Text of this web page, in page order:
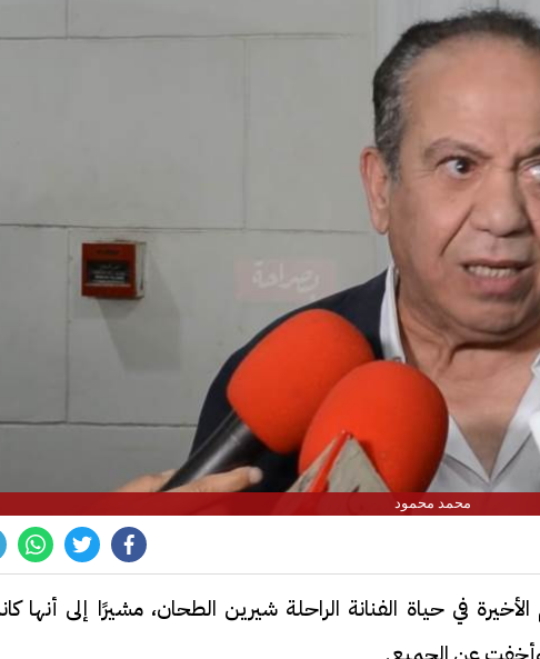
محمد محمود
في حياة الفنانة الراحلة شيرين الطحان، مشيرًا إلى أنها